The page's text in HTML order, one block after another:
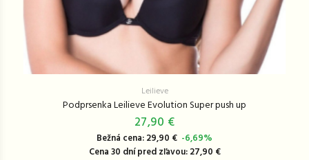
Leilieve
Podprsenka Leilieve Evolution Super push up
27,90 €
Bežná cena: 29,90 € -6,69%
Cena 30 dní pred zľavou: 27,90 €